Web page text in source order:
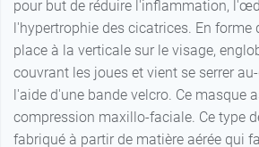
pour but de réduire l'inflammation,
l'hypertrophie des cicatrices. En forme
place à la verticale sur le visage,
couvrant les joues et vient se serrer
l'aide d'une bande velcro. Ce masque
compression maxillo-faciale. Ce type
fabriqué à partir de matière aérée qui